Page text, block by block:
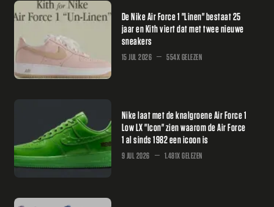
De Nike Air Force 1 "Linen" bestaat 25
jaar en Kith viert dat met twee nieuwe
sneakers
15 JUL 2026 554X GELEZEN
Nike laat met de knalgroene Air Force 1
Low LX "Icon" zien waarom de Air Force
1 al sinds 1982 een icoon is
9 JUL 2026 1.481X GELEZEN